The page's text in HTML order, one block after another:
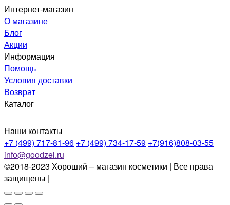
Интернет-магазин
О магазине
Блог
Акции
Информация
Помощь
Условия доставки
Возврат
Каталог
Наши контакты
+7 (499) 717-81-96 +7 (499) 734-17-59 +7(916)808-03-55
info@goodzel.ru
©2018-2023 Хороший – магазин косметики | Все права
защищены |